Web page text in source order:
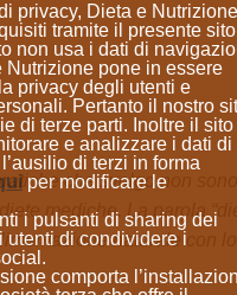
privacy, Dieta e
tramite il presente
non usa i dati di
Nutrizione pone in essere
privacy degli utenti e
. Pertanto il nostro
di terze parti. Inoltre il sito
e analizzare i dati di
di terzi in forma
per modificare le
i pulsanti di sharing dei
utenti di condividere i
comporta
che svolgo non
mediche. La parola
naturale con